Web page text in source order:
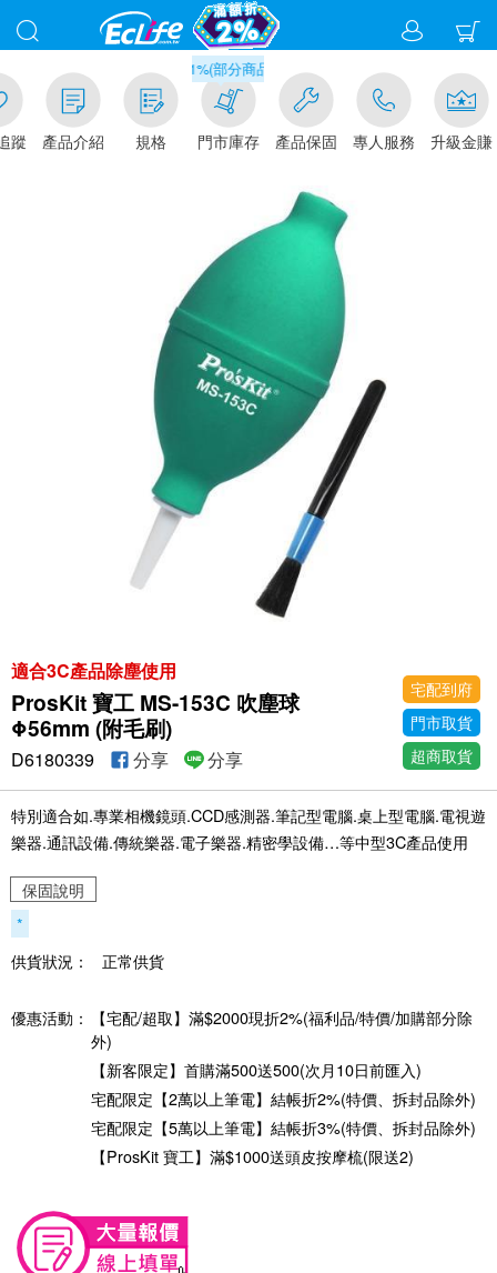
蹤 產品介紹 規格
滿千元門市取貨現折1%(部分商品不適用)-請點我看
門市庫存 產品保固 專人服務 升級金賺
適合3C產品除塵使用
ProsKit 寶工 MS-153C 吹塵球
Φ56mm (附毛刷)
宅配到府
門市取貨
超商取貨
D6180339 分享 分享
特別適合如.專業相機鏡頭.CCD感測器.筆記型電腦.桌上型電腦.電視遊
樂器.通訊設備.傳統樂器.電子樂器.精密學設備…等中型3C產品使用
保固說明
*
供貨狀況：
正常供貨
優惠活動：
【宅配/超取】滿$2000現折2%(福利品/特價/加購部分除
外)
【新客限定】首購滿500送500(次月10日前匯入)
宅配限定【2萬以上筆電】結帳折2%(特價、拆封品除外)
宅配限定【5萬以上筆電】結帳折3%(特價、拆封品除外)
【ProsKit 寶工】滿$1000送頭皮按摩梳(限送2)